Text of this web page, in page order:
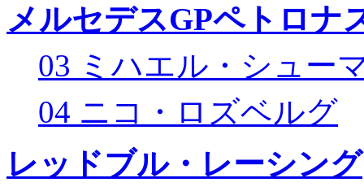
メルセデスGPペトロナ
03 ミハエル・シュー
04 ニコ・ロズベルグ
レッドブル・レーシング